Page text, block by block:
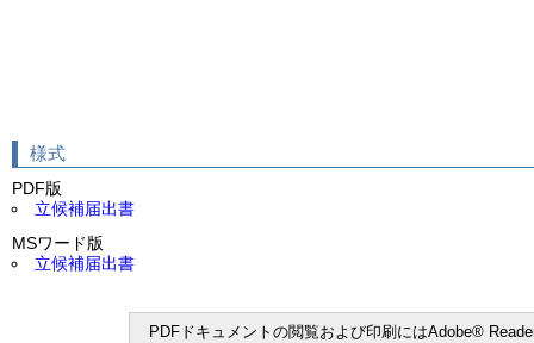
様式
PDF版
立候補届出書
MSワード版
立候補届出書
PDFドキュメントの閲覧および印刷にはAdobe®